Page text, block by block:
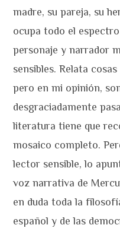
madre, su pareja, su
ocupa todo el
personaje y narrador
sensibles. Relata
pero en mi opinión,
desgraciadamente
literatura tiene que
mosaico completo.
lector sensible, lo
voz narrativa de
en duda toda la
español y de las